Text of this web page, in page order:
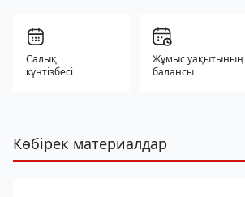
Салық
күнтізбесі
Жұмыс уақытының
балансы
Көбірек материалдар